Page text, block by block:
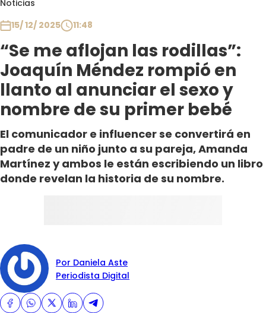
Noticias
15/ 12/ 2025
11:48
“Se me aflojan las rodillas”:
Joaquín Méndez rompió en
llanto al anunciar el sexo y
nombre de su primer bebé
El comunicador e influencer se convertirá en
padre de un niño junto a su pareja, Amanda
Martínez y ambos le están escribiendo un libro
donde revelan la historia de su nombre.
Por Daniela Aste
Periodista Digital
Club De La Comedia
Contigo en Directo
Plan Perfecto
El Tiempo
Sabingo
Todos Los Programas